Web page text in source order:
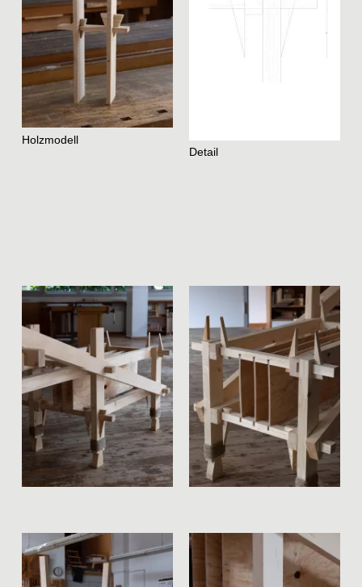
Holzmodell
Detail